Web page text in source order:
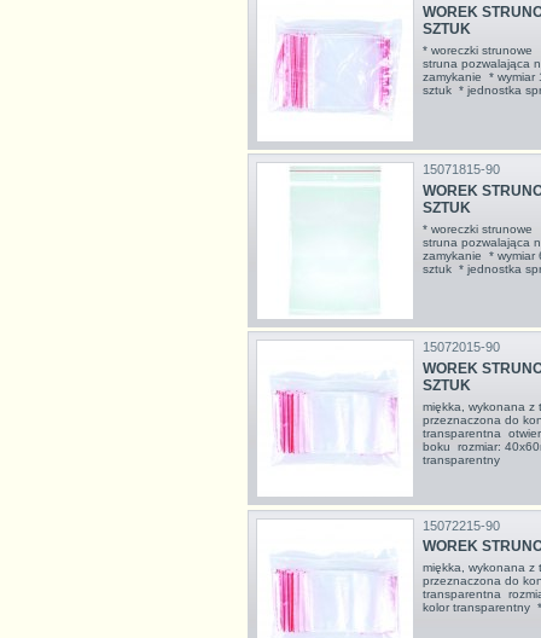
WOREK
SZTUK
* woreczki
struna pozwalająca
zamykanie * wymiar
sztuk * jednostka
15071815-90
WOREK
SZTUK
* woreczki
struna pozwalająca
zamykanie * wymiar
sztuk * jednostka
15072015-90
WOREK
SZTUK
miękka, wykonana z
przeznaczona do
transparentna
boku rozmiar:
transparentny
15072215-90
WOREK
miękka, wykonana z
przeznaczona do
transparentna
kolor transparentny